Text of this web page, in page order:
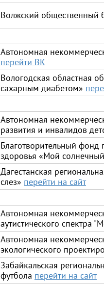
Волжский общественный
Автономная
перейти ВК
Вологодская областная
сахарным диабетом»
Автономная
развития и инвалидов
Благотворительный
здоровья «Мой
Дагестанская
слез» перейти на сайт
Автономная
аутистического спектра
Автономная
экологического
Забайкальская
футбола перейти на сайт